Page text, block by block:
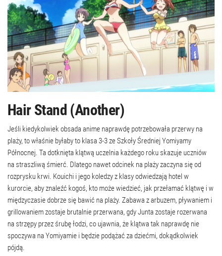
Hair Stand (Another)
Jeśli kiedykolwiek obsada anime naprawdę potrzebowała przerwy na
plaży, to właśnie byłaby to klasa 3-3 ze Szkoły Średniej Yomiyamy
Północnej. Ta dotknięta klątwą uczelnia każdego roku skazuje uczniów
na straszliwą śmierć. Dlatego nawet odcinek na plaży zaczyna się od
rozprysku krwi. Kouichi i jego koledzy z klasy odwiedzają hotel w
kurorcie, aby znaleźć kogoś, kto może wiedzieć, jak przełamać klątwę i w
międzyczasie dobrze się bawić na plaży. Zabawa z arbuzem, pływaniem i
grillowaniem zostaje brutalnie przerwana, gdy Junta zostaje rozerwana
na strzępy przez śrubę łodzi, co ujawnia, że ​​klątwa tak naprawdę nie
spoczywa na Yomiyamie i będzie podążać za dziećmi, dokądkolwiek
pójdą.